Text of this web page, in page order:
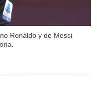
Ronaldo y de Messi